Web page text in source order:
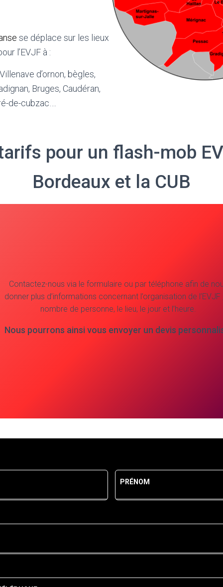
se déplace sur les lieux
l’EVJF à :
d’ornon, bègles,
Bruges, Caudéran,
de-cubzac….
pour un flash-mob
Bordeaux et la CUB
Contactez-nous via le formulaire ou par téléphone afin de
donner plus d’informations concernant l’organisation de l’EVJF
nombre de personne, le lieu, le jour et l’heure.
Nous pourrons ainsi vous envoyer un devis
PRÉNOM